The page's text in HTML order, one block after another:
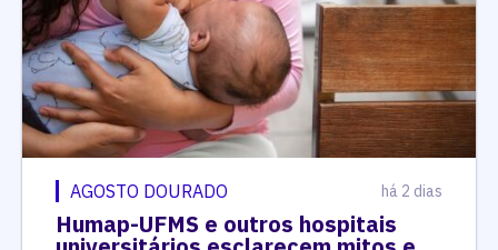
AGOSTO DOURADO há 2 dias
Humap-UFMS e outros hospitais